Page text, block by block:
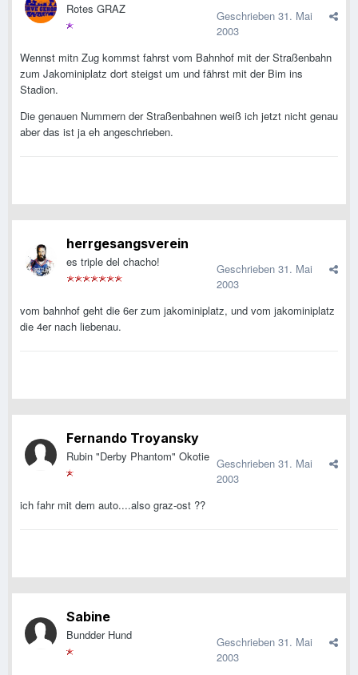
Rotes GRAZ Geschrieben 31. Mai
2003
Wennst mitn Zug kommst fahrst vom Bahnhof mit der Straßenbahn
zum Jakominiplatz dort steigst um und fährst mit der Bim ins
Stadion.
Die genauen Nummern der Straßenbahnen weiß ich jetzt nicht genau
aber das ist ja eh angeschrieben.
herrgesangsverein
es triple del chacho! Geschrieben 31. Mai
2003
vom bahnhof geht die 6er zum jakominiplatz, und vom jakominiplatz
die 4er nach liebenau.
Fernando Troyansky
Rubin "Derby Phantom" Okotie Geschrieben 31. Mai
2003
ich fahr mit dem auto....also graz-ost ??
Sabine
Bundder Hund Geschrieben 31. Mai
2003